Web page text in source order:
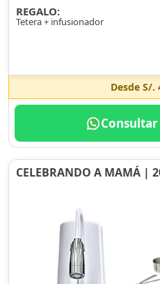
REGALO:
Tetera + infusionador
Desde S/.
CELEBRANDO A MAMÁ |